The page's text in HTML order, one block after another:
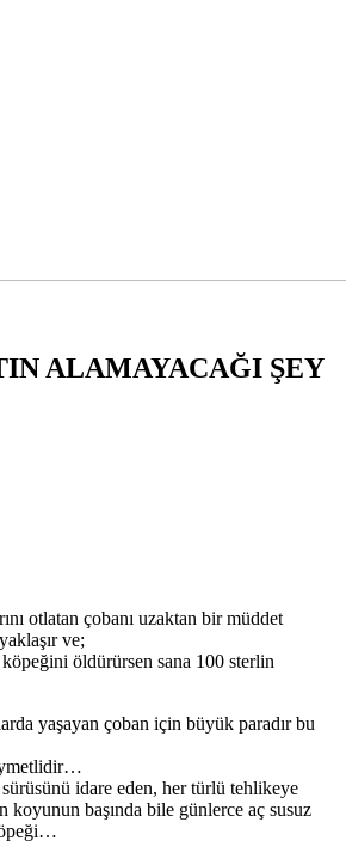
ALAMAYACAĞI ŞEY
otlatan çobanı uzaktan bir müddet
ve;
öldürürsen sana 100 sterlin
yaşayan çoban için büyük paradır bu
idare eden, her türlü tehlikeye
koyunun başında bile günlerce aç susuz